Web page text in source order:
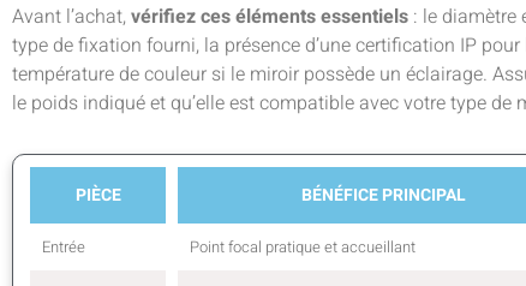
Avant l’achat,vérifiez ces éléments essentiels : le diamètre
type de fixation fourni, la présence d’une certification IP
température de couleur si le miroir possède un éclairage.
le poids indiqué et qu’elle est compatible avec votre type de
PIÈCE BÉNÉFICE PRINCIPAL
Entrée Point focal pratique et accueillant